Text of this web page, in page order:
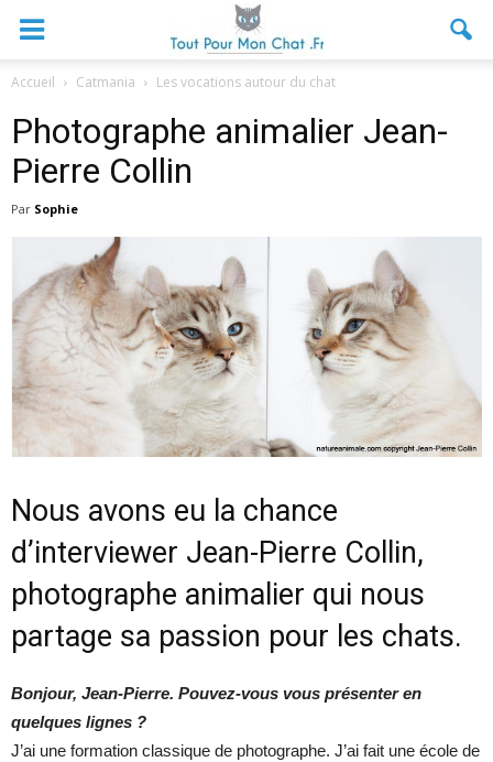
Accueil Catmania Les vocations autour du chat
Photographe animalier Jean-
Pierre Collin
Par Sophie
Nous avons eu la chance
d’interviewer Jean-Pierre Collin,
photographe animalier qui nous
partage sa passion pour les chats.
Bonjour, Jean-Pierre. Pouvez-vous vous présenter en
quelques lignes ?
J’ai une formation classique de photographe. J’ai fait une école de